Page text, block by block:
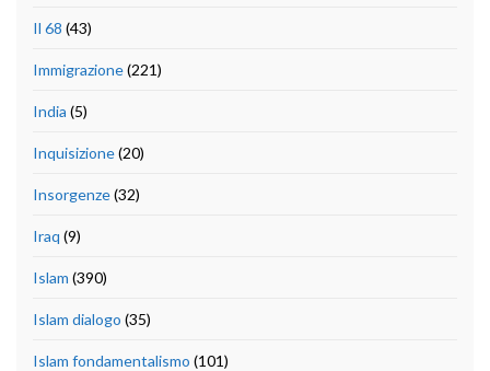
Il 68 (43)
Immigrazione(221)
India (5)
Inquisizione(20)
Insorgenze(32)
Iraq (9)
Islam (390)
Islam dialogo (35)
Islam fondamentalismo (101)